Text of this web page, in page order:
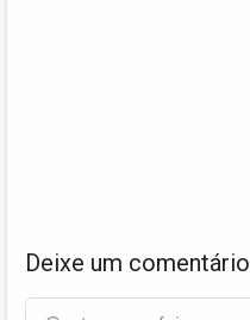
Deixe um comentário